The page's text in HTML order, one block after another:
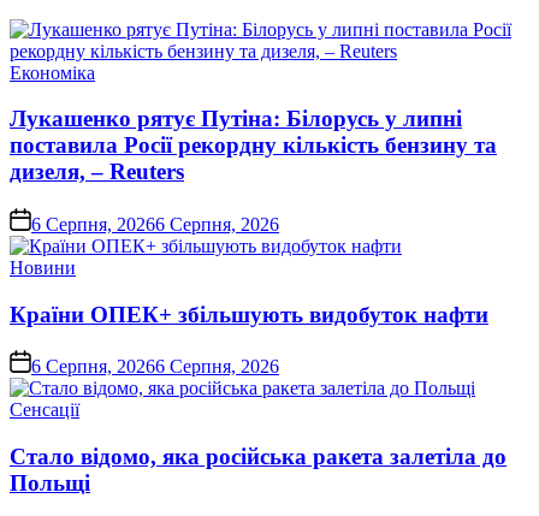
Опублікувати
Економіка
Лукашенко рятує Путіна: Білорусь у липні
поставила Росії рекордну кількість бензину та
дизеля, – Reuters
on6 Серпня, 20266 Серпня, 2026
Опублікувати
Новини
Країни ОПЕК+ збільшують видобуток нафти
on6 Серпня, 20266 Серпня, 2026
Опублікувати
Сенсації
Стало відомо, яка російська ракета залетіла до
Польщі